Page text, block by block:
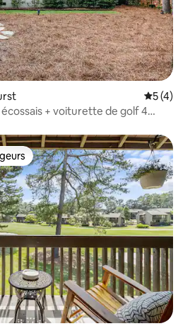
5 (4)
+ voiturette de golf 4
les plus appréciés